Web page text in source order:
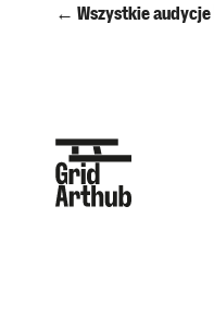
← Wszystkie audycje